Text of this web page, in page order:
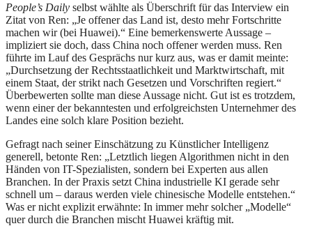
People’s Daily selbst wählte als Überschrift für das Interview ein
Zitat von Ren: „Je offener das Land ist, desto mehr Fortschritte
machen wir (bei Huawei).“ Eine bemerkenswerte Aussage –
impliziert sie doch, dass China noch offener werden muss. Ren
führte im Lauf des Gesprächs nur kurz aus, was er damit meinte:
„Durchsetzung der Rechtsstaatlichkeit und Marktwirtschaft, mit
einem Staat, der strikt nach Gesetzen und Vorschriften regiert.“
Überbewerten sollte man diese Aussage nicht. Gut ist es trotzdem,
wenn einer der bekanntesten und erfolgreichsten Unternehmer des
Landes eine solch klare Position bezieht.
Gefragt nach seiner Einschätzung zu Künstlicher Intelligenz
generell, betonte Ren: „Letztlich liegen Algorithmen nicht in den
Händen von IT-Spezialisten, sondern bei Experten aus allen
Branchen. In der Praxis setzt China industrielle KI gerade sehr
schnell um – daraus werden viele chinesische Modelle entstehen.“
Was er nicht explizit erwähnte: In immer mehr solcher „Modelle“
quer durch die Branchen mischt Huawei kräftig mit.